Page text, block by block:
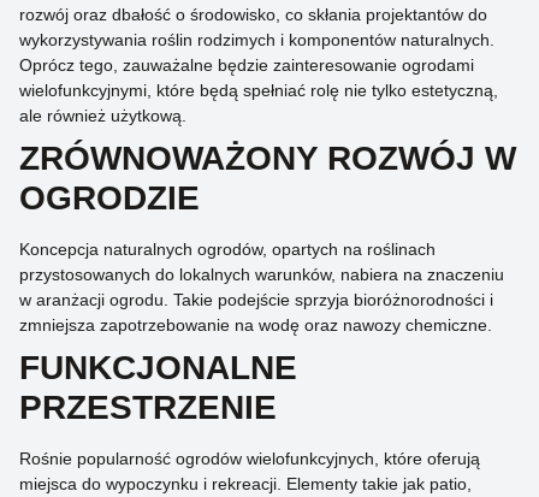
rozwój oraz dbałość o środowisko, co skłania projektantów do
wykorzystywania roślin rodzimych i komponentów naturalnych.
Oprócz tego, zauważalne będzie zainteresowanie ogrodami
wielofunkcyjnymi, które będą spełniać rolę nie tylko estetyczną,
ale również użytkową.
ZRÓWNOWAŻONY ROZWÓJ W
OGRODZIE
Koncepcja naturalnych ogrodów, opartych na roślinach
przystosowanych do lokalnych warunków, nabiera na znaczeniu
w aranżacji ogrodu. Takie podejście sprzyja bioróżnorodności i
zmniejsza zapotrzebowanie na wodę oraz nawozy chemiczne.
FUNKCJONALNE
PRZESTRZENIE
Rośnie popularność ogrodów wielofunkcyjnych, które oferują
miejsca do wypoczynku i rekreacji. Elementy takie jak patio,